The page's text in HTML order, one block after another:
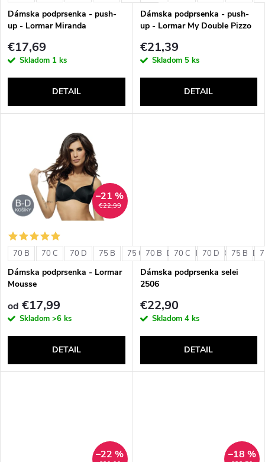
p
r
d
t
o
v
p
r
o
d
t
o
v
Dámska podprsenka - push-
up - Lormar Miranda
€17,69
Skladom 1 ks
DETAIL
Dámska podprsenka - push-
up - Lormar My Double Pizzo
€21,39
Skladom 5 ks
DETAIL
€22,99
–21 %
70 B 70 C 70 D 75 B 75 C 75 D 80 B 80 C 80 D
Dámska podprsenka - Lormar
Mousse
od €17,99
Skladom >6 ks
DETAIL
70 B 70 C 70 D 75 B
Dámska podprsenka selei
2506
€22,90
Skladom 4 ks
DETAIL
–22 % –18 %